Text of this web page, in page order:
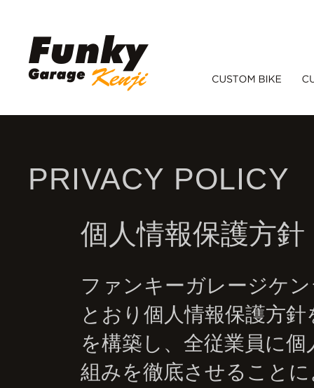
PRIVACY POLICY
個人情報保護方針
ファンキーガレージケ
とおり個人情報保護方
を構築し、全従業員に
組みを徹底させること